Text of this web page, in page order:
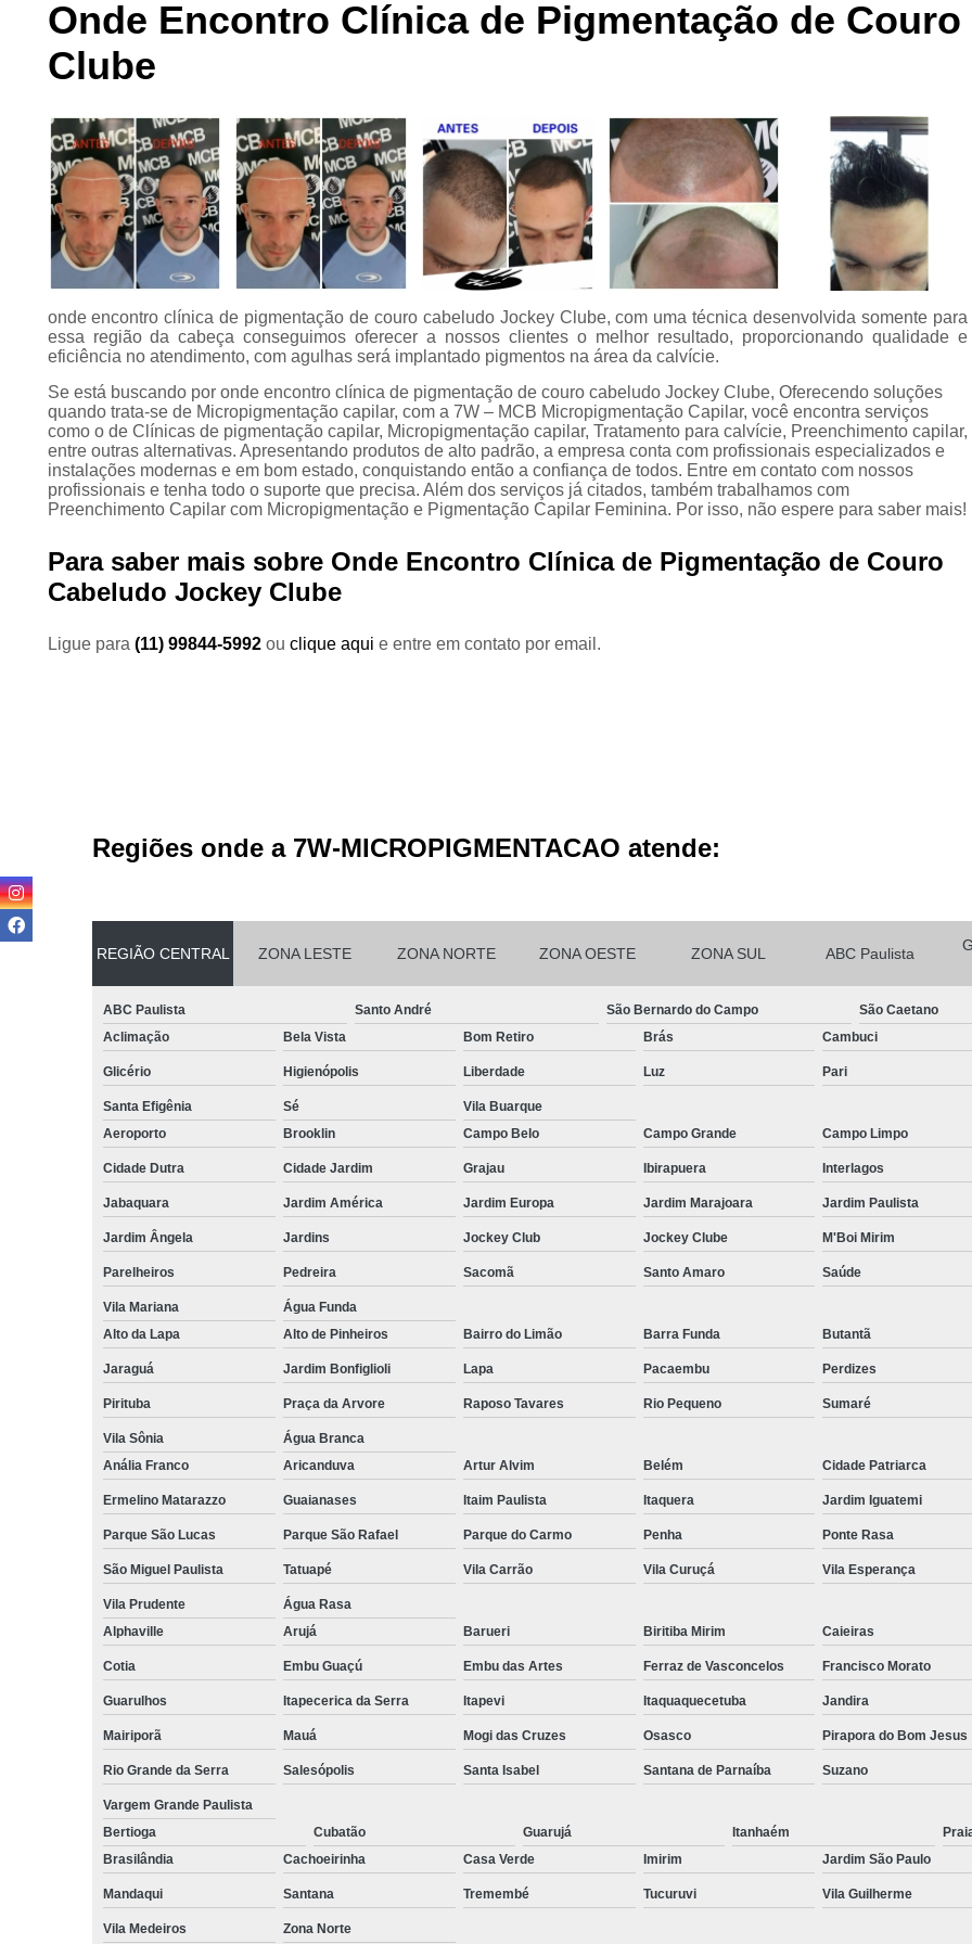
Preenchimento
Curso de
Curso
Curso Presencial
Cursos de
Cursos de Micropigmentação de
Micropigmentação Capilar com
Micropigmentação Capilar em
Micropigmentação Capilar
Micropigmentação Capilar nas
Micropigmentação Capilar para
Micropigmentação Cabelo
Micropigmentação Cabelo
Micropigmentação Capilar Cabelo
Micropigmentação Capilar
Micropigmentação de Barba São
Micropigmentação Fio a Fio Barba
Micropigmentação na Barba ABC
Nano Micro Capilar São Bernardo do
Nano Micropigmentação de Barba
Nano
Nano
Nano Pigmentação no
Pigmentação Capilar em
Pigmentação Capilar
Pigmentação de Cabelo
Preenchimento Capilar com
Preenchimento Capilar em
Preenchimento Capilar na
Preenchimento Capilar
Tratamento de Calvície
Tratamento para a Calvície
Tratamento para a Calvície
Tratamento para Calvície com
Tratamento para Calvície
Onde Encontro Clínica de Pigmentação de
Clube
onde encontro clínica de pigmentação de couro cabeludo Jockey Clube, com uma técnica desenvolvida somente para
essa região da cabeça conseguimos oferecer a nossos clientes o melhor resultado, proporcionando qualidade e
eficiência no atendimento, com agulhas será implantado pigmentos na área da calvície.
Se está buscando por onde encontro clínica de pigmentação de couro cabeludo Jockey Clube, Oferecendo soluções
quando trata-se de Micropigmentação capilar, com a 7W – MCB Micropigmentação Capilar, você encontra serviços
como o de Clínicas de pigmentação capilar, Micropigmentação capilar, Tratamento para calvície, Preenchimento capilar,
entre outras alternativas. Apresentando produtos de alto padrão, a empresa conta com profissionais especializados e
instalações modernas e em bom estado, conquistando então a confiança de todos. Entre em contato com nossos
profissionais e tenha todo o suporte que precisa. Além dos serviços já citados, também trabalhamos com
Preenchimento Capilar com Micropigmentação e Pigmentação Capilar Feminina. Por isso, não espere para saber mais!
Para saber mais sobre Onde Encontro Clínica de Pigmentação de Couro
Cabeludo Jockey Clube
Ligue para (11) 99844-5992 ou clique aqui e entre em contato por email.
Regiões onde a 7W-MICROPIGMENTACAO atende:
REGIÃO CENTRAL ZONA LESTE ZONA NORTE ZONA OESTE ZONA SUL ABC Paulista
ABC Paulista Santo André São Bernardo do Campo São Caetano
Aclimação
Bela Vista Bom Retiro Brás Cambuci
Glicério Higienópolis Liberdade Luz Pari
Santa Efigênia Sé
Vila Buarque
Aeroporto
Brooklin Campo Belo Campo Grande Campo Limpo
Cidade Dutra Cidade Jardim Grajau Ibirapuera Interlagos
Jabaquara Jardim América Jardim Europa Jardim Marajoara Jardim Paulista
Jardim Ângela Jardins Jockey Club Jockey Clube M'Boi Mirim
Parelheiros Pedreira Sacomã Santo Amaro Saúde
Vila Mariana
Água Funda
Alto da Lapa
Alto de Pinheiros Bairro do Limão Barra Funda Butantã
Jaraguá Jardim Bonfiglioli Lapa Pacaembu Perdizes
Pirituba Praça da Arvore Raposo Tavares Rio Pequeno Sumaré
Vila Sônia
Água Branca
Anália Franco
Aricanduva Artur Alvim Belém Cidade Patriarca
Ermelino Matarazzo Guaianases Itaim Paulista Itaquera Jardim Iguatemi
Parque São Lucas Parque São Rafael Parque do Carmo Penha Ponte Rasa
São Miguel Paulista Tatuapé Vila Carrão Vila Curuçá Vila Esperança
Vila Prudente
Água Rasa
Alphaville
Arujá Barueri Biritiba Mirim Caieiras
Cotia Embu Guaçú Embu das Artes Ferraz de Vasconcelos Francisco Morato
Guarulhos Itapecerica da Serra Itapevi Itaquaquecetuba Jandira
Mairiporã Mauá Mogi das Cruzes Osasco Pirapora do Bom Jesus
Rio Grande da Serra Salesópolis Santa Isabel Santana de Parnaíba Suzano
Vargem Grande Paulista
Bertioga
Cubatão Guarujá Itanhaém
Brasilândia
Cachoeirinha Casa Verde Imirim Jardim São Paulo
Mandaqui Santana Tremembé Tucuruvi Vila Guilherme
Vila Medeiros Zona Norte